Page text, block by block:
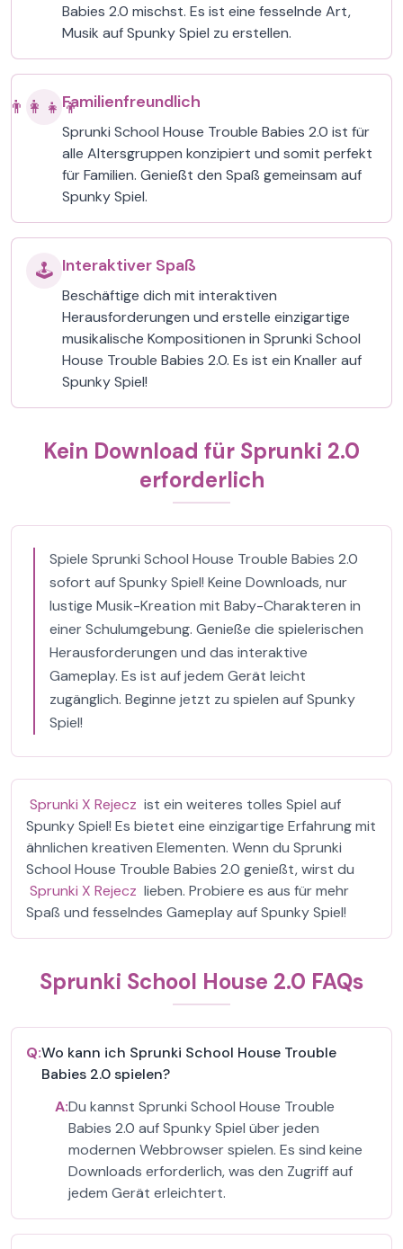
Babies 2.0 mischst. Es ist eine fesselnde Art,
Musik auf Spunky Spiel zu erstellen.
👨‍👩‍👧‍👦Familienfreundlich
Sprunki School House Trouble Babies 2.0 ist für
alle Altersgruppen konzipiert und somit perfekt
für Familien. Genießt den Spaß gemeinsam auf
Spunky Spiel.
🕹️ Interaktiver Spaß
Beschäftige dich mit interaktiven
Herausforderungen und erstelle einzigartige
musikalische Kompositionen in Sprunki School
House Trouble Babies 2.0. Es ist ein Knaller auf
Spunky Spiel!
Kein Download für Sprunki 2.0
erforderlich
Spiele Sprunki School House Trouble Babies 2.0
sofort auf Spunky Spiel! Keine Downloads, nur
lustige Musik-Kreation mit Baby-Charakteren in
einer Schulumgebung. Genieße die spielerischen
Herausforderungen und das interaktive
Gameplay. Es ist auf jedem Gerät leicht
zugänglich. Beginne jetzt zu spielen auf Spunky
Spiel!
Sprunki X Rejecz ist ein weiteres tolles Spiel auf
Spunky Spiel! Es bietet eine einzigartige Erfahrung mit
ähnlichen kreativen Elementen. Wenn du Sprunki
School House Trouble Babies 2.0 genießt, wirst du
Sprunki X Rejecz lieben. Probiere es aus für mehr
Spaß und fesselndes Gameplay auf Spunky Spiel!
Sprunki School House 2.0 FAQs
Q:Wo kann ich Sprunki School House Trouble
Babies 2.0 spielen?
A:Du kannst Sprunki School House Trouble
Babies 2.0 auf Spunky Spiel über jeden
modernen Webbrowser spielen. Es sind keine
Downloads erforderlich, was den Zugriff auf
jedem Gerät erleichtert.